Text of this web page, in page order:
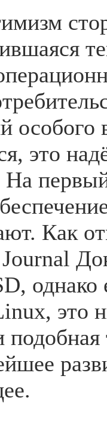
особого
это
На
Как
это